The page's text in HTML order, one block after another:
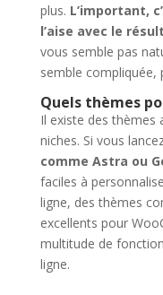
plus. L’important,
l’aise avec le
vous semble pas
semble compliquée,
Quels thèmes
Il existe des thèmes
niches. Si vous
comme Astra ou
faciles à
ligne, des thèmes
excellents pour
multitude de
ligne.